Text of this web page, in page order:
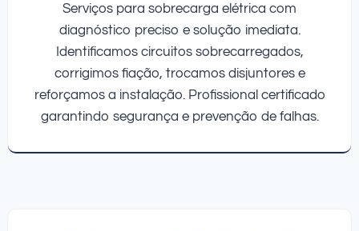
Serviços para sobrecarga elétrica com
diagnóstico preciso e solução imediata.
Identificamos circuitos sobrecarregados,
corrigimos fiação, trocamos disjuntores e
reforçamos a instalação. Profissional certificado
garantindo segurança e prevenção de falhas.